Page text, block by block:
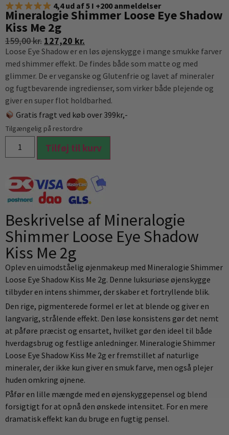
4,4 ud af 5 I +200 anmeldelser
Mineralogie Shimmer Loose Eye Shadow
Kiss Me 2g
159,00kr. 127,20 kr.
Loose Eye Shadow er en løs øjenskygge i mange smukke farver
med shimmer effekt. De findes både som matte og med
glimmer. De er veganske og Glutenfrie og lavet af mineraler
og fugtbevarende ingredienser, som virker både plejende og
giver en super flot holdbarhed.
Gratis fragt ved køb over 399kr,-
Tilgængelig på restordre
Tilføj til kurv
Beskrivelse af Mineralogie
Shimmer Loose Eye Shadow
Kiss Me 2g
Oplev en uimodståelig øjenmakeup med Mineralogie Shimmer
Loose Eye Shadow Kiss Me 2g. Denne luksuriøse øjenskygge
tilbyder en intens shimmer, der skaber et fortryllende blik.
Den rige, pigmenterede formel er let at blende og giver en
langvarig, strålende effekt. Den løse konsistens gør det nemt
at påføre præcist og ensartet, hvilket gør den ideel til både
hverdagsbrug og festlige anledninger. Mineralogie Shimmer
Loose Eye Shadow Kiss Me 2g er fremstillet af naturlige
mineraler, der ikke kun giver en smuk farve, men også plejer
huden omkring øjnene.
Påfør en lille mængde med en øjenskyggepensel og blend
forsigtigt for at opnå den ønskede intensitet. For en mere
dramatisk effekt kan du bruge en fugtig pensel.